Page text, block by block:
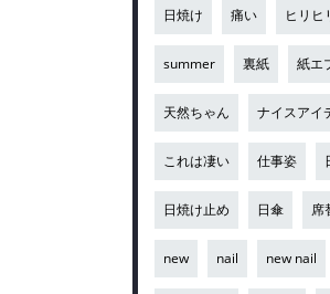
日焼け 痛い ヒリヒ
summer 裏紙 紙エ
天然ちゃん ナイスアイ
これは凄い 仕事姿
日焼け止め 日傘 席
new nail new nail